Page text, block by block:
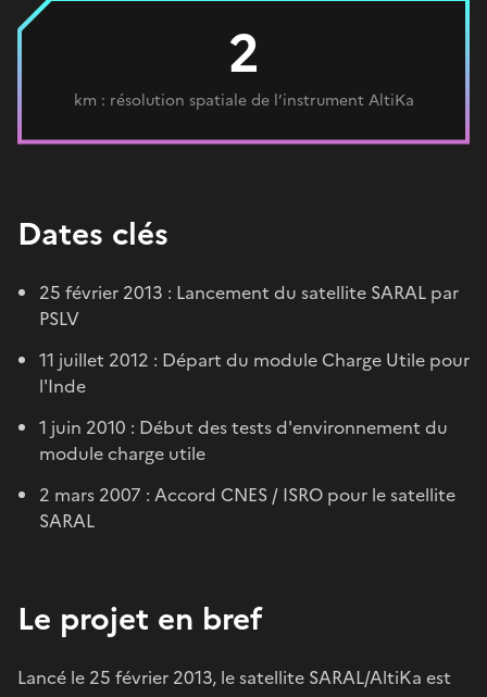
2
km : résolution spatiale de l’instrument AltiKa
Dates clés
25 février 2013 : Lancement du satellite SARAL par
PSLV
11 juillet 2012 : Départ du module Charge Utile pour
l'Inde
1 juin 2010 : Début des tests d'environnement du
module charge utile
2 mars 2007 : Accord CNES / ISRO pour le satellite
SARAL
Le projet en bref
Lancé le 25 février 2013, le satellite SARAL/AltiKa est